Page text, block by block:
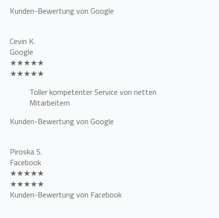
Kunden-Bewertung von Google
Cevin K.
Google
★★★★★
★★★★★
Toller kompetenter Service von netten
Mitarbeitern
Kunden-Bewertung von Google
Piroska S.
Facebook
★★★★★
★★★★★
Kunden-Bewertung von Facebook